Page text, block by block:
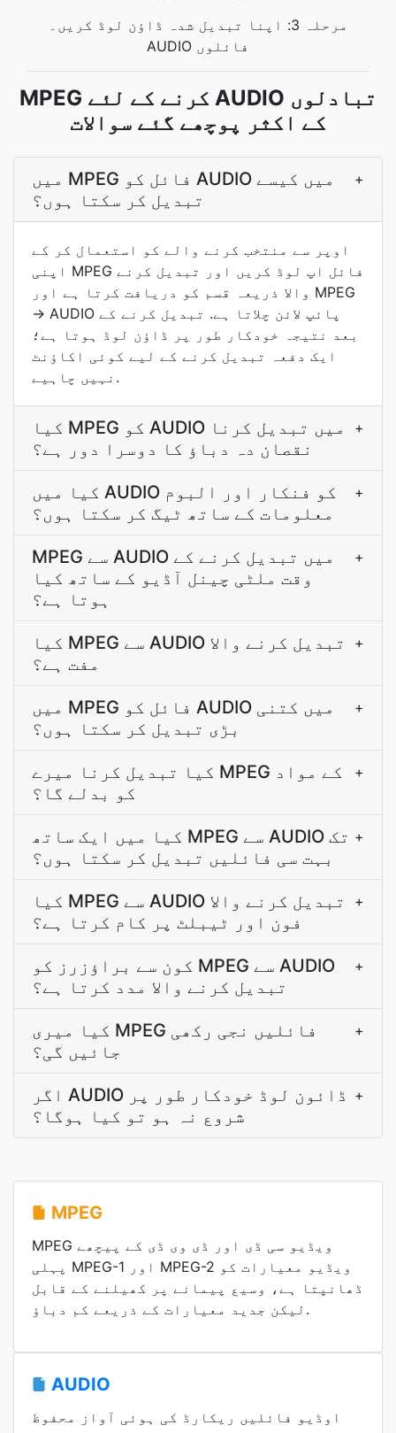
مرحلہ 3: اپنا تبدیل شدہ ڈاؤن لوڈ کریں۔
AUDIO فائلوں
MPEG کرنے کے لئے AUDIO تبادلوں
کے اکثر پوچھے گئے سوالات
میں MPEG فائل کو AUDIO میں کیسے
تبدیل کر سکتا ہوں؟
+
اوپر سے منتخب کرنے والے کو استعمال کر کے
اپنی MPEG فائل اپ لوڈ کریں اور تبدیل کرنے
والا ذريعہ قسم کو دریافت کرتا ہے اور MPEG
→ AUDIO پائپ لائن چلاتا ہے. تبدیل کرنے کے
بعد نتيجہ خودکار طور پر ڈاؤن لوڈ ہوتا ہے؛
ایک دفعہ تبدیل کرنے کے لیے کوئی اکاؤنٹ
نہیں چاہیے.
کیا MPEG کو AUDIO میں تبدیل کرنا
نقصان دہ دباؤ کا دوسرا دور ہے؟
+
کیا میں AUDIO کو فنکار اور البوم
معلومات کے ساتھ ٹیگ کر سکتا ہوں؟
+
MPEG سے AUDIO میں تبدیل کرنے کے
وقت ملٹی چینل آڈیو کے ساتھ کیا
ہوتا ہے؟
+
کیا MPEG سے AUDIO تبدیل کرنے والا
مفت ہے؟
+
میں MPEG فائل کو AUDIO میں کتنی
بڑی تبدیل کر سکتا ہوں؟
+
کیا تبدیل کرنا میرے MPEG کے مواد
کو بدلے گا؟
+
کیا میں ایک ساتھ MPEG سے AUDIO تک
بہت سی فائلیں تبدیل کر سکتا ہوں؟
+
کیا MPEG سے AUDIO تبدیل کرنے والا
فون اور ٹیبلٹ پر کام کرتا ہے؟
+
کون سے براؤزرز کو MPEG سے AUDIO
تبدیل کرنے والا مدد کرتا ہے؟
+
کیا میری MPEG فائلیں نجی رکھی
جائیں گی؟
+
اگر AUDIO ڈائون لوڈ خودکار طور پر
شروع نہ ہو تو کیا ہوگا؟
+
MPEG
MPEG ویڈیو سی ڈی اور ڈی وی ڈی کے پیچھے
پہلی MPEG-1 اور MPEG-2 ویڈیو معیارات کو
ڈھانپتا ہے، وسیع پیمانے پر کھیلنے کے قابل
لیکن جدید معیارات کے ذریعے کم دباؤ.
AUDIO
اوڈیو فائلیں ریکارڈ کی ہوئی آواز محفوظ